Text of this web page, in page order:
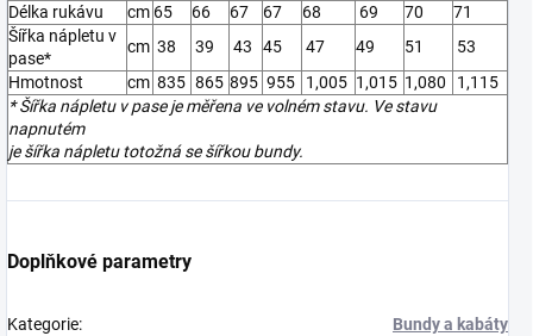
Délka rukávu
cm 65 66 67 67 68 69 70
71
Šířka nápletu v
pase*
cm 38 39 43 45 47 49 51
53
Hmotnost
cm 835 865 895 955 1,005 1,015 1,080
1,115
* Šířka nápletu v pase je měřena ve volném stavu. Ve stavu
napnutém
je šířka nápletu totožná se šířkou bundy.
Doplňkové parametry
Kategorie: Bundy a kabáty